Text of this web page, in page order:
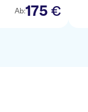
Ab:175 €